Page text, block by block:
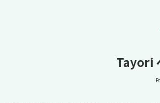
Tayori